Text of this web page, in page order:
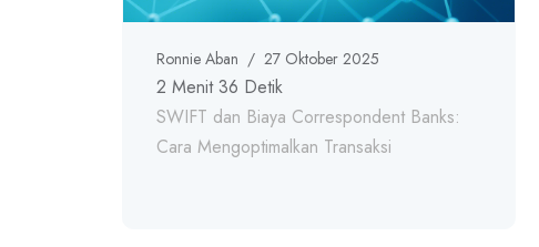
Ronnie Aban / 27 Oktober 2025
2 Menit 36 Detik
SWIFT dan Biaya Correspondent Banks:
Cara Mengoptimalkan Transaksi